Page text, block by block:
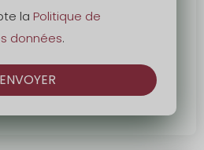
la Politique de
données.
ENVOYER